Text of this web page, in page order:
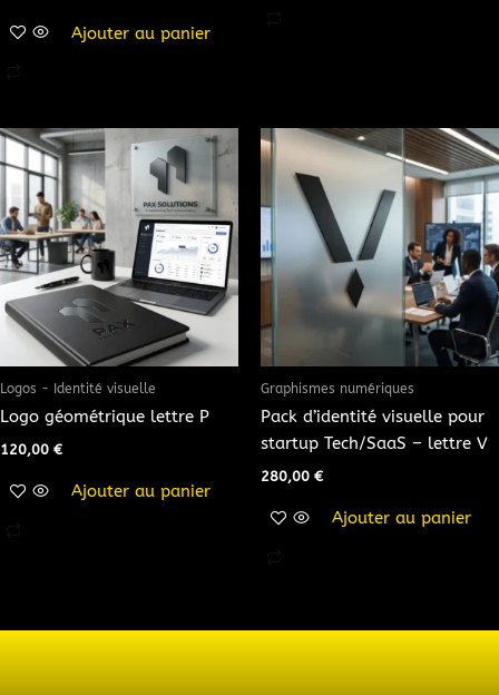
Ajouter au panier
Logos - Identité visuelle
Logo géométrique lettre P
120,00 €
Ajouter au panier
Graphismes numériques
Pack d’identité visuelle pour
startup Tech/SaaS – lettre V
280,00 €
Ajouter au panier